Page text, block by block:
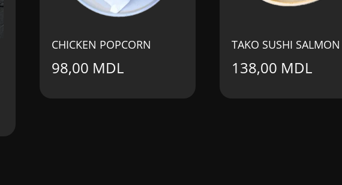
CHICKEN POPCORN
98,00 MDL
TAKO SUSHI SALMON
138,00 MDL